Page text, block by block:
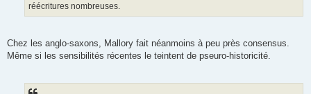
réécritures nombreuses.
Chez les anglo-saxons, Mallory fait néanmoins à peu près consensus.
Même si les sensibilités récentes le teintent de pseuro-historicité.